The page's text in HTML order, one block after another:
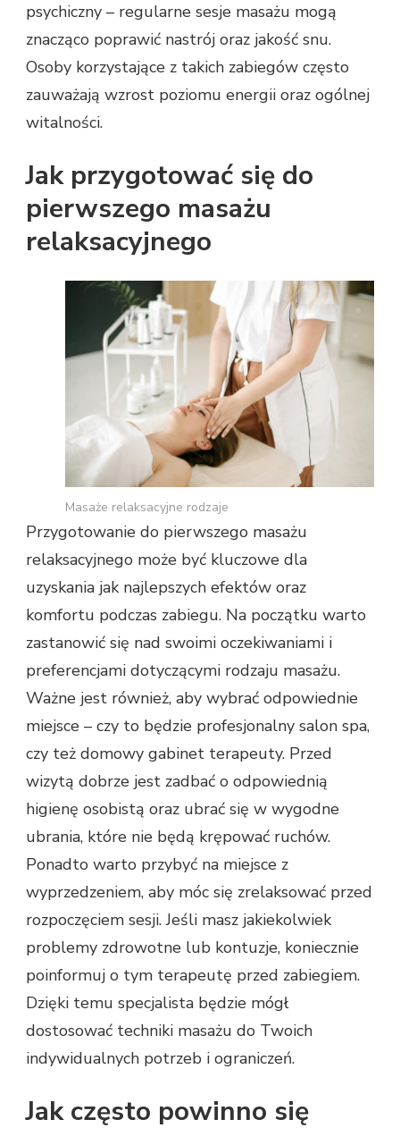
psychiczny – regularne sesje masażu mogą
znacząco poprawić nastrój oraz jakość snu.
Osoby korzystające z takich zabiegów często
zauważają wzrost poziomu energii oraz ogólnej
witalności.
Jak przygotować się do
pierwszego masażu
relaksacyjnego
Masaże relaksacyjne rodzaje
Przygotowanie do pierwszego masażu
relaksacyjnego może być kluczowe dla
uzyskania jak najlepszych efektów oraz
komfortu podczas zabiegu. Na początku warto
zastanowić się nad swoimi oczekiwaniami i
preferencjami dotyczącymi rodzaju masażu.
Ważne jest również, aby wybrać odpowiednie
miejsce – czy to będzie profesjonalny salon spa,
czy też domowy gabinet terapeuty. Przed
wizytą dobrze jest zadbać o odpowiednią
higienę osobistą oraz ubrać się w wygodne
ubrania, które nie będą krępować ruchów.
Ponadto warto przybyć na miejsce z
wyprzedzeniem, aby móc się zrelaksować przed
rozpoczęciem sesji. Jeśli masz jakiekolwiek
problemy zdrowotne lub kontuzje, koniecznie
poinformuj o tym terapeutę przed zabiegiem.
Dzięki temu specjalista będzie mógł
dostosować techniki masażu do Twoich
indywidualnych potrzeb i ograniczeń.
Jak często powinno się